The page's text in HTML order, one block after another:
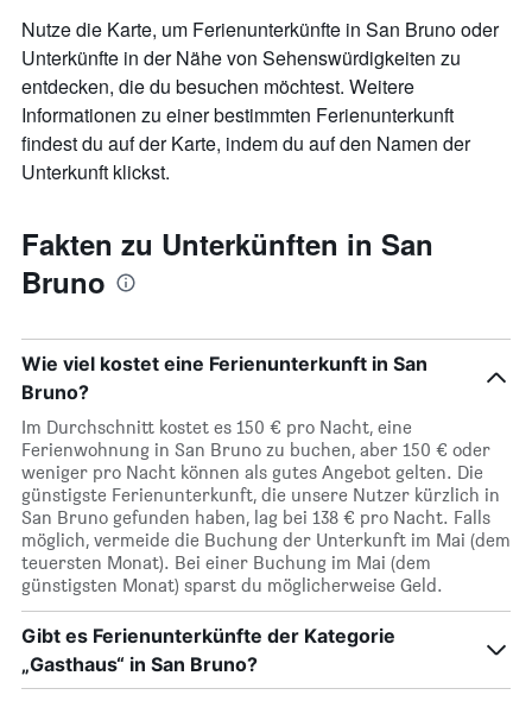
Nutze die Karte, um Ferienunterkünfte in San Bruno oder
Unterkünfte in der Nähe von Sehenswürdigkeiten zu
entdecken, die du besuchen möchtest. Weitere
Informationen zu einer bestimmten Ferienunterkunft
findest du auf der Karte, indem du auf den Namen der
Unterkunft klickst.
Fakten zu Unterkünften in San
Bruno
Wie viel kostet eine Ferienunterkunft in San
Bruno?
Im Durchschnitt kostet es 150 € pro Nacht, eine
Ferienwohnung in San Bruno zu buchen, aber 150 € oder
weniger pro Nacht können als gutes Angebot gelten. Die
günstigste Ferienunterkunft, die unsere Nutzer kürzlich in
San Bruno gefunden haben, lag bei 138 € pro Nacht. Falls
möglich, vermeide die Buchung der Unterkunft im Mai (dem
teuersten Monat). Bei einer Buchung im Mai (dem
günstigsten Monat) sparst du möglicherweise Geld.
Gibt es Ferienunterkünfte der Kategorie
„Gasthaus“ in San Bruno?